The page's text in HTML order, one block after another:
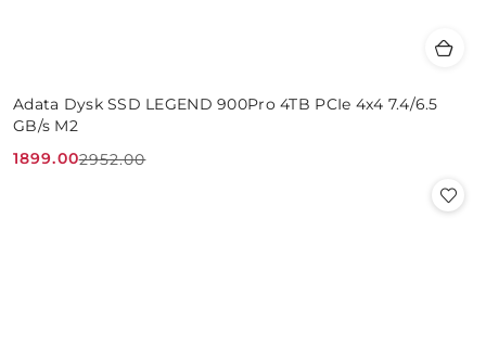
Adata Dysk SSD LEGEND 900Pro 4TB PCIe 4x4 7.4/6.5
GB/s M2
Cena
1899.00
Cena
2952.00